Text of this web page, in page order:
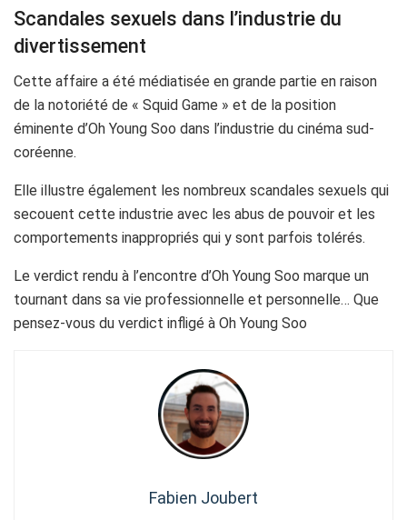
Scandales sexuels dans l’industrie du
divertissement
Cette affaire a été médiatisée en grande partie en raison
de la notoriété de « Squid Game » et de la position
éminente d’Oh Young Soo dans l’industrie du cinéma sud-
coréenne.
Elle illustre également les nombreux scandales sexuels qui
secouent cette industrie avec les abus de pouvoir et les
comportements inappropriés qui y sont parfois tolérés.
Le verdict rendu à l’encontre d’Oh Young Soo marque un
tournant dans sa vie professionnelle et personnelle… Que
pensez-vous du verdict infligé à Oh Young Soo
Fabien Joubert